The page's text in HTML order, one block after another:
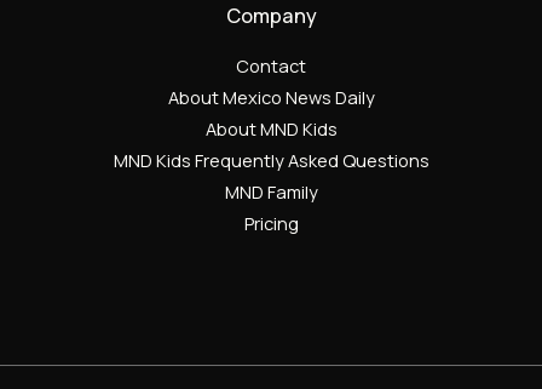
Company
Contact
About Mexico News Daily
About MND Kids
MND Kids Frequently Asked Questions
MND Family
Pricing